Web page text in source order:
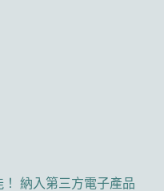
納入第三方電子產品